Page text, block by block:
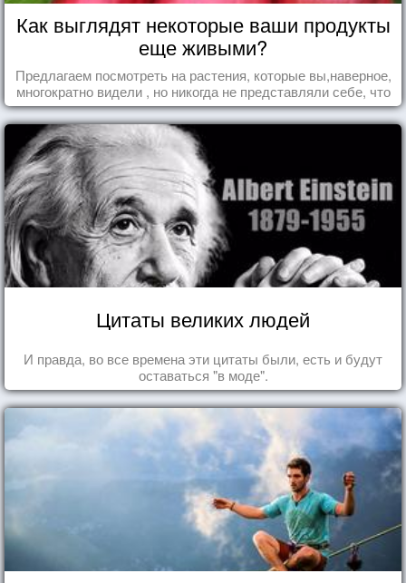
Как выглядят некоторые ваши продукты
еще живыми?
Предлагаем посмотреть на растения, которые вы,наверное,
многократно видели , но никогда не представляли себе, что
употребляете их в пищу.
Цитаты великих людей
И правда, во все времена эти цитаты были, есть и будут
оставаться "в моде".